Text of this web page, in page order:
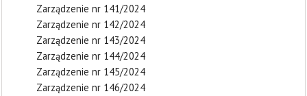
Zarządzenie nr 141/2024
Zarządzenie nr 142/2024
Zarządzenie nr 143/2024
Zarządzenie nr 144/2024
Zarządzenie nr 145/2024
Zarządzenie nr 146/2024